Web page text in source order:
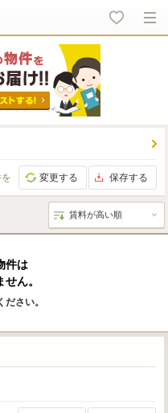
変更する 保存する
件は
ん。
さい。